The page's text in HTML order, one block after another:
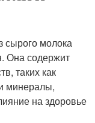
сырого молока
Она содержит
таких как
минералы,
на здоровье